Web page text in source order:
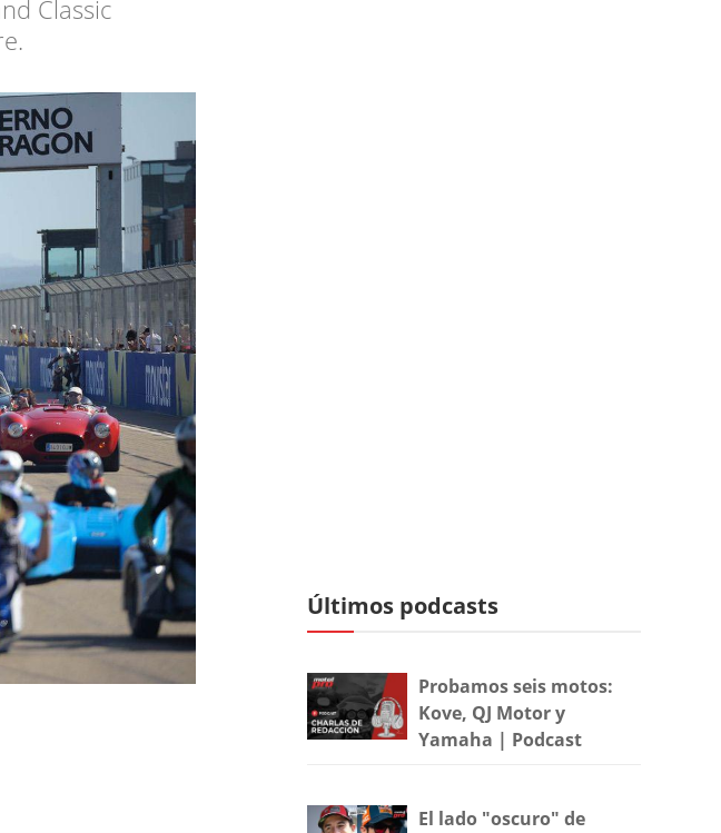
Classic
Últimos podcasts
Probamos seis motos:
Kove, QJ Motor y
Yamaha | Podcast
El lado "oscuro" de